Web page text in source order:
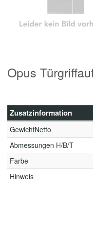
Opus
Zusatzinformation
GewichtNetto
Abmessungen H/B/T
Farbe
Hinweis